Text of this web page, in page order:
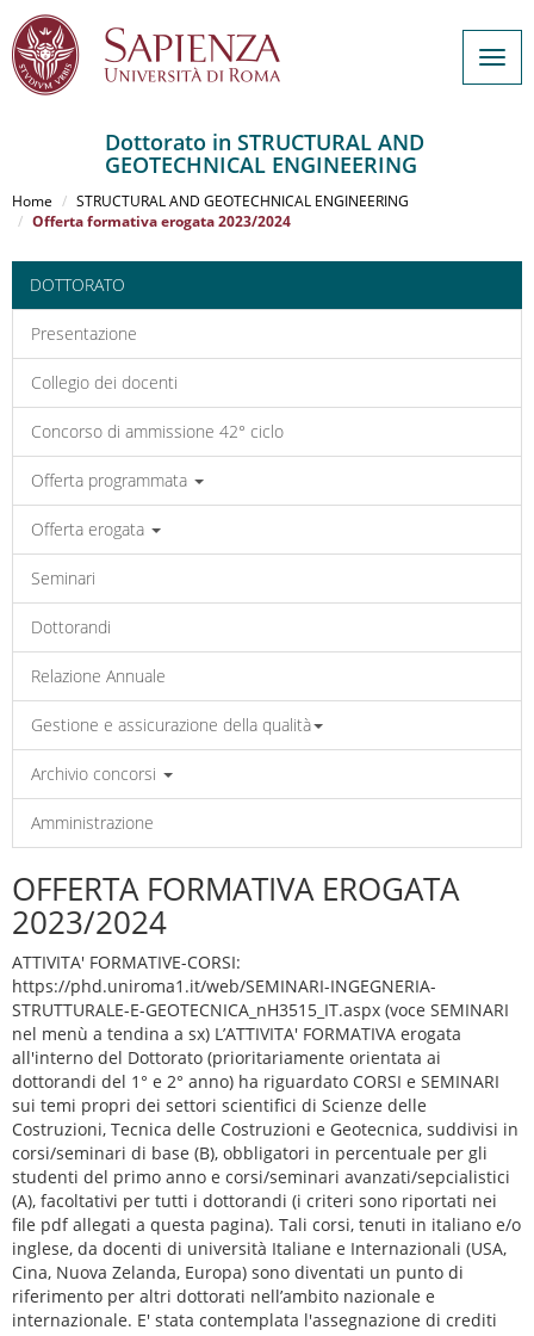
al
contenuto
Dottorato in STRUCTURAL AND
GEOTECHNICAL ENGINEERING
Home
STRUCTURAL AND GEOTECHNICAL ENGINEERING
Offerta formativa erogata 2023/2024
DOTTORATO
Presentazione
Collegio dei docenti
Concorso di ammissione 42° ciclo
Offerta programmata
Offerta erogata
Seminari
Dottorandi
Relazione Annuale
Gestione e assicurazione della qualità
Archivio concorsi
Amministrazione
OFFERTA FORMATIVA EROGATA
2023/2024
ATTIVITA' FORMATIVE-CORSI:
https://phd.uniroma1.it/web/SEMINARI-INGEGNERIA-
STRUTTURALE-E-GEOTECNICA_nH3515_IT.aspx (voce SEMINARI
nel menù a tendina a sx) L’ATTIVITA' FORMATIVA erogata
all'interno del Dottorato (prioritariamente orientata ai
dottorandi del 1° e 2° anno) ha riguardato CORSI e SEMINARI
sui temi propri dei settori scientifici di Scienze delle
Costruzioni, Tecnica delle Costruzioni e Geotecnica, suddivisi in
corsi/seminari di base (B), obbligatori in percentuale per gli
studenti del primo anno e corsi/seminari avanzati/sepcialistici
(A), facoltativi per tutti i dottorandi (i criteri sono riportati nei
file pdf allegati a questa pagina). Tali corsi, tenuti in italiano e/o
inglese, da docenti di università Italiane e Internazionali (USA,
Cina, Nuova Zelanda, Europa) sono diventati un punto di
riferimento per altri dottorati nell’ambito nazionale e
internazionale. E' stata contemplata l'assegnazione di crediti